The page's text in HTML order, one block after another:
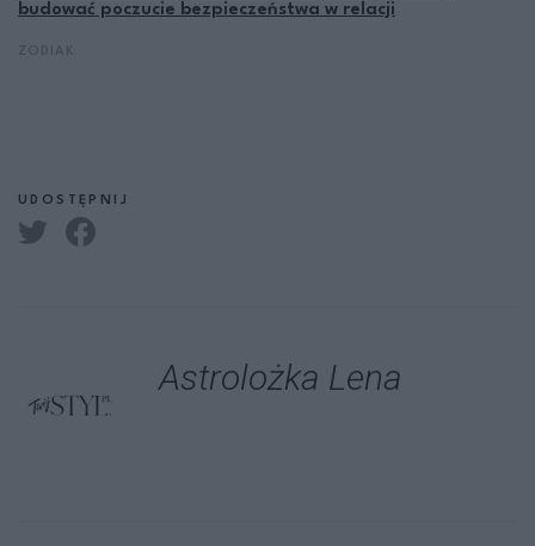
budować poczucie bezpieczeństwa w relacji
UDOSTĘPNIJ
Astrolożka Lena